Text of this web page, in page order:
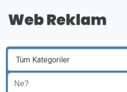
Tüm Kategoriler